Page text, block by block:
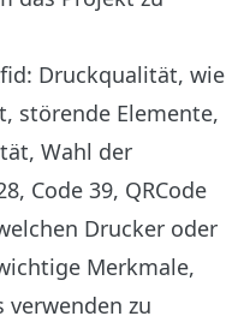
Druckqualität, wie
störende Elemente,
Wahl der
Code 39, QRCode
Drucker oder
Merkmale,
zu